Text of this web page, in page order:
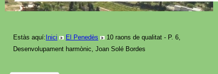
Estàs aquí:Inici El Penedès
10 raons de qualitat - P. 6,
Desenvolupament harmònic, Joan Solé Bordes